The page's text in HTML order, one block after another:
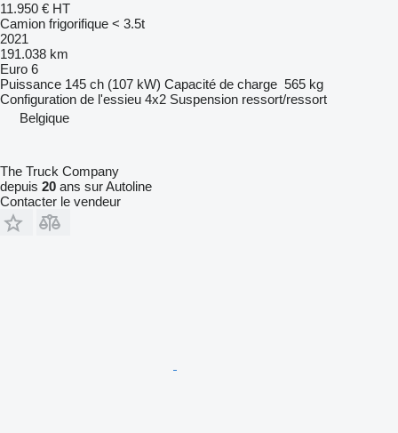
11.950 € HT
Camion frigorifique < 3.5t
2021
191.038 km
Euro 6
Puissance 145 ch (107 kW) Capacité de charge 565 kg
Configuration de l'essieu 4x2 Suspension ressort/ressort
Belgique
The Truck Company
depuis 20 ans sur Autoline
Contacter le vendeur